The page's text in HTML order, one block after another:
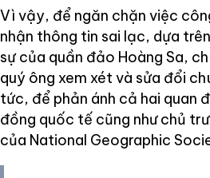
Vì vậy, để ngăn chặn việc
nhận thông tin sai lạc, dựa
sự của quần đảo Hoàng Sa,
quý ông xem xét và sửa đổi
tức, để phản ánh cả hai quan
đồng quốc tế cũng như chủ
của National Geographic